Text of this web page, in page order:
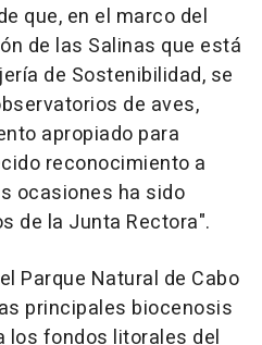
que, en el marco del
de las Salinas que está
de Sostenibilidad, se
de aves,
apropiado para
reconocimiento a
ocasiones ha sido
de la Junta Rectora".
Parque Natural de Cabo
principales biocenosis
los fondos litorales del